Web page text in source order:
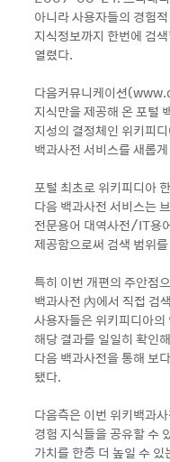
아니라 사용자들의 경험
지식정보까지 한번에 검
열렸다.
다음커뮤니케이션
지식만을 제공해 온 포털
지성의 결정체인 위키피
백과사전 서비스를 새롭
포털 최초로 위키피디아
다음 백과사전 서비스는
전문용어 대역사전/IT용
제공함으로써 검색 범위
특히 이번 개편의 주안점
백과사전 內에서 직접 검
사용자들은 위키피디아의
해당 결과를 일일히 확인
다음 백과사전을 통해 보
됐다.
다음측은 이번 위키백과
경험 지식들을 공유할 수
가치를 한층 더 높일 수